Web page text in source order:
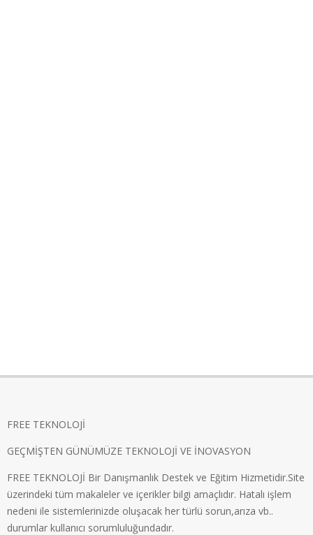
FREE TEKNOLOJİ
GEÇMİŞTEN GÜNÜMÜZE TEKNOLOJİ VE İNOVASYON
FREE TEKNOLOJİ Bir Danışmanlık Destek ve Eğitim Hizmetidir.Site
üzerindeki tüm makaleler ve içerikler bilgi amaçlıdır. Hatalı işlem
nedeni ile sistemlerinizde oluşacak her türlü sorun,arıza vb..
durumlar kullanıcı sorumluluğundadır.